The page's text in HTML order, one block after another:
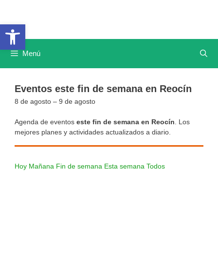
Abrir barra de herramientas
contenido
Menú
Eventos este fin de semana en Reocín
8 de agosto – 9 de agosto
Agenda de eventos este fin de semana en Reocín . Los
mejores planes y actividades actualizados a diario.
Hoy Mañana Fin de semana Esta semana Todos